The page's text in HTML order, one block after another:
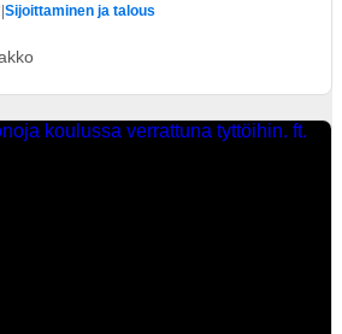
|Sijoittaminen ja talous